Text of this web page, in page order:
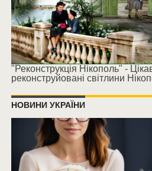
"Реконструкція Нікополь" -
реконструйовані світлини
НОВИНИ УКРАЇНИ